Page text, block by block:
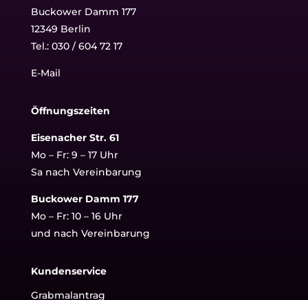
Buckower Damm 177
12349 Berlin
Tel.: 030 / 604 72 17
E-Mail
Öffnungszeiten
Eisenacher Str. 61
Mo – Fr: 9 – 17 Uhr
Sa nach Vereinbarung
Buckower Damm 177
Mo – Fr: 10 – 16 Uhr
und nach Vereinbarung
Kundenservice
Grabmalantrag